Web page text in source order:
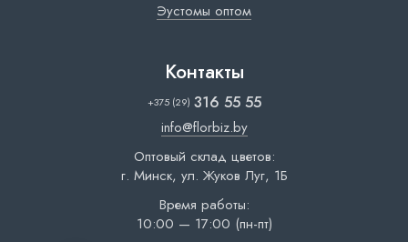
Эустомы оптом
Контакты
+375 (29) 316 55 55
info@florbiz.by
Оптовый склад цветов:
г. Минск, ул. Жуков Луг, 1Б
Время работы:
10:00 — 17:00 (пн-пт)